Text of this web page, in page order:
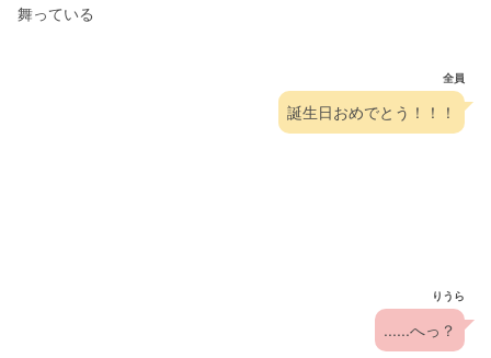
舞っている
全員
誕生日おめでとう！！！
りうら
......へっ？